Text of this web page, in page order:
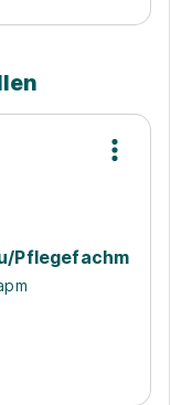
Pflegefachm